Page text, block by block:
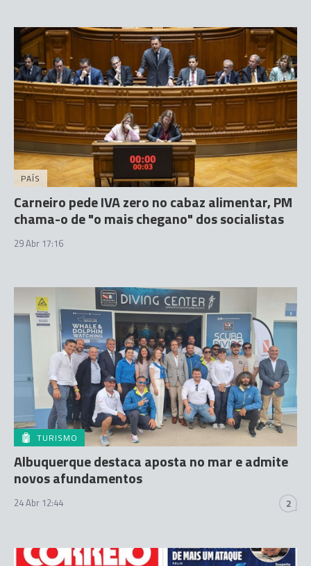
PAÍS
Carneiro pede IVA zero no cabaz alimentar, PM
chama-o de "o mais chegano" dos socialistas
29 Abr 17:16
TURISMO
Albuquerque destaca aposta no mar e admite
novos afundamentos
24 Abr 12:44 2